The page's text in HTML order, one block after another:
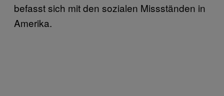
befasst sich mit den sozialen Missständen in
Amerika.